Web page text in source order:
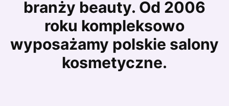
branży beauty. Od 2006
roku kompleksowo
wyposażamy polskie salony
kosmetyczne.